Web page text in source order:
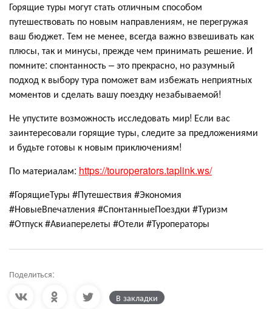
Горящие туры могут стать отличным способом
путешествовать по новым направлениям, не перегружая
ваш бюджет. Тем не менее, всегда важно взвешивать как
плюсы, так и минусы, прежде чем принимать решение. И
помните: спонтанность – это прекрасно, но разумный
подход к выбору тура поможет вам избежать неприятных
моментов и сделать вашу поездку незабываемой!
Не упустите возможность исследовать мир! Если вас
заинтересовали горящие туры, следите за предложениями
и будьте готовы к новым приключениям!
По материалам: https://touroperators.taplink.ws/
#ГорящиеТуры #Путешествия #Экономия
#НовыеВпечатления #СпонтанныеПоездки #Туризм
#Отпуск #Авиаперелеты #Отели #Туроператоры
Поделиться:
В закладки